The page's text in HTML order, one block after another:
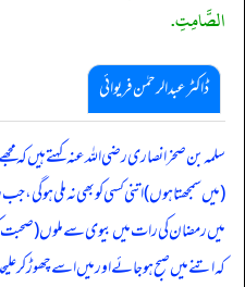
الصَّامِتِ.
ڈاکٹر عبدالرحمٰن فریوائی
سلمہ بن صخر انصاری رضی الله عنہ کہتے ہیں کہ
(میں سمجھتا ہوں) اتنی کسی کو بھی نہ ملی ہو
میں رمضان کی رات میں بیوی سے ملوں
کہ اتنے میں صبح ہو جائے اور میں اسے چھوڑ